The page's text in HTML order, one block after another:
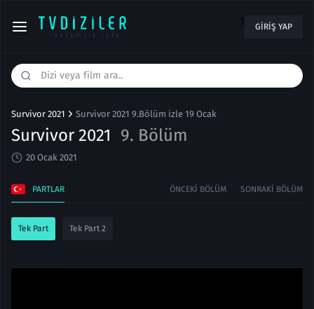
1 GIRIŞ YAP
Survivor 2021 Survivor 2021 9.Bölüm izle 19 Ocak
Survivor 2021 9. Bölüm
20 Ocak 2021
PARTLAR ÖNCEKI BÖLÜM SONRAKI BÖLÜM
Tek Part Tek Part 2